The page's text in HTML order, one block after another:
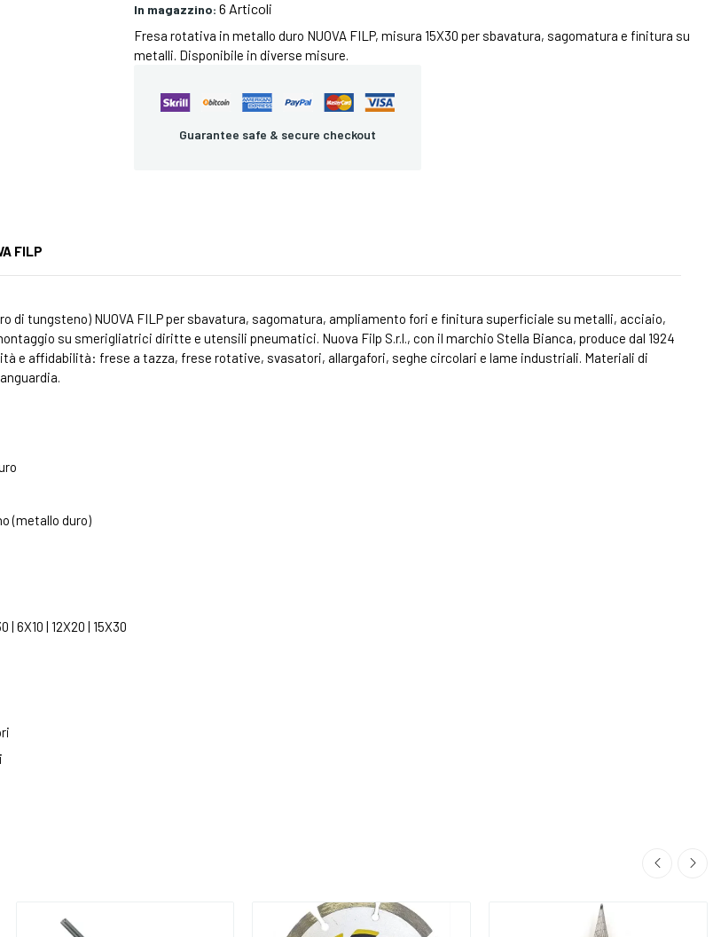
In magazzino: 6 Articoli
Fresa rotativa in metallo duro NUOVA FILP, misura 15X30 per sbavatura, sagomatura e finitura su
metalli. Disponibile in diverse misure.
Guarantee safe & secure checkout
FILP
di tungsteno) NUOVA FILP per sbavatura, sagomatura, ampliamento fori e finitura superficiale su metalli, acciaio,
su smerigliatrici diritte e utensili pneumatici. Nuova Filp S.r.l., con il marchio Stella Bianca, produce dal 1924
e affidabilità: frese a tazza, frese rotative, svasatori, allargafori, seghe circolari e lame industriali. Materiali di
(metallo duro)
6X10 | 12X20 | 15X30